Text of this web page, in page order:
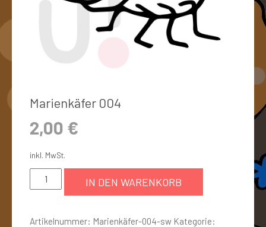
Marienkäfer 004
2,00 €
inkl. MwSt.
IN DEN WARENKORB
Artikelnummer: Marienkäfer-004-sw Kategorie: